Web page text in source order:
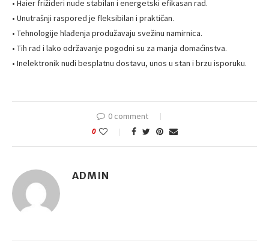
• Haier frižideri nude stabilan i energetski efikasan rad.
• Unutrašnji raspored je fleksibilan i praktičan.
• Tehnologije hlađenja produžavaju svežinu namirnica.
• Tih rad i lako održavanje pogodni su za manja domaćinstva.
• Inelektronik nudi besplatnu dostavu, unos u stan i brzu isporuku.
0 comment
0
ADMIN